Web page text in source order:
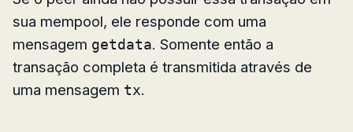
sua mempool, ele responde com uma
mensagem getdata. Somente então a
transação completa é transmitida através de
uma mensagem tx.